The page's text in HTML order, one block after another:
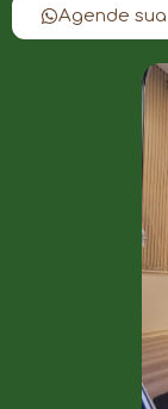
Agende